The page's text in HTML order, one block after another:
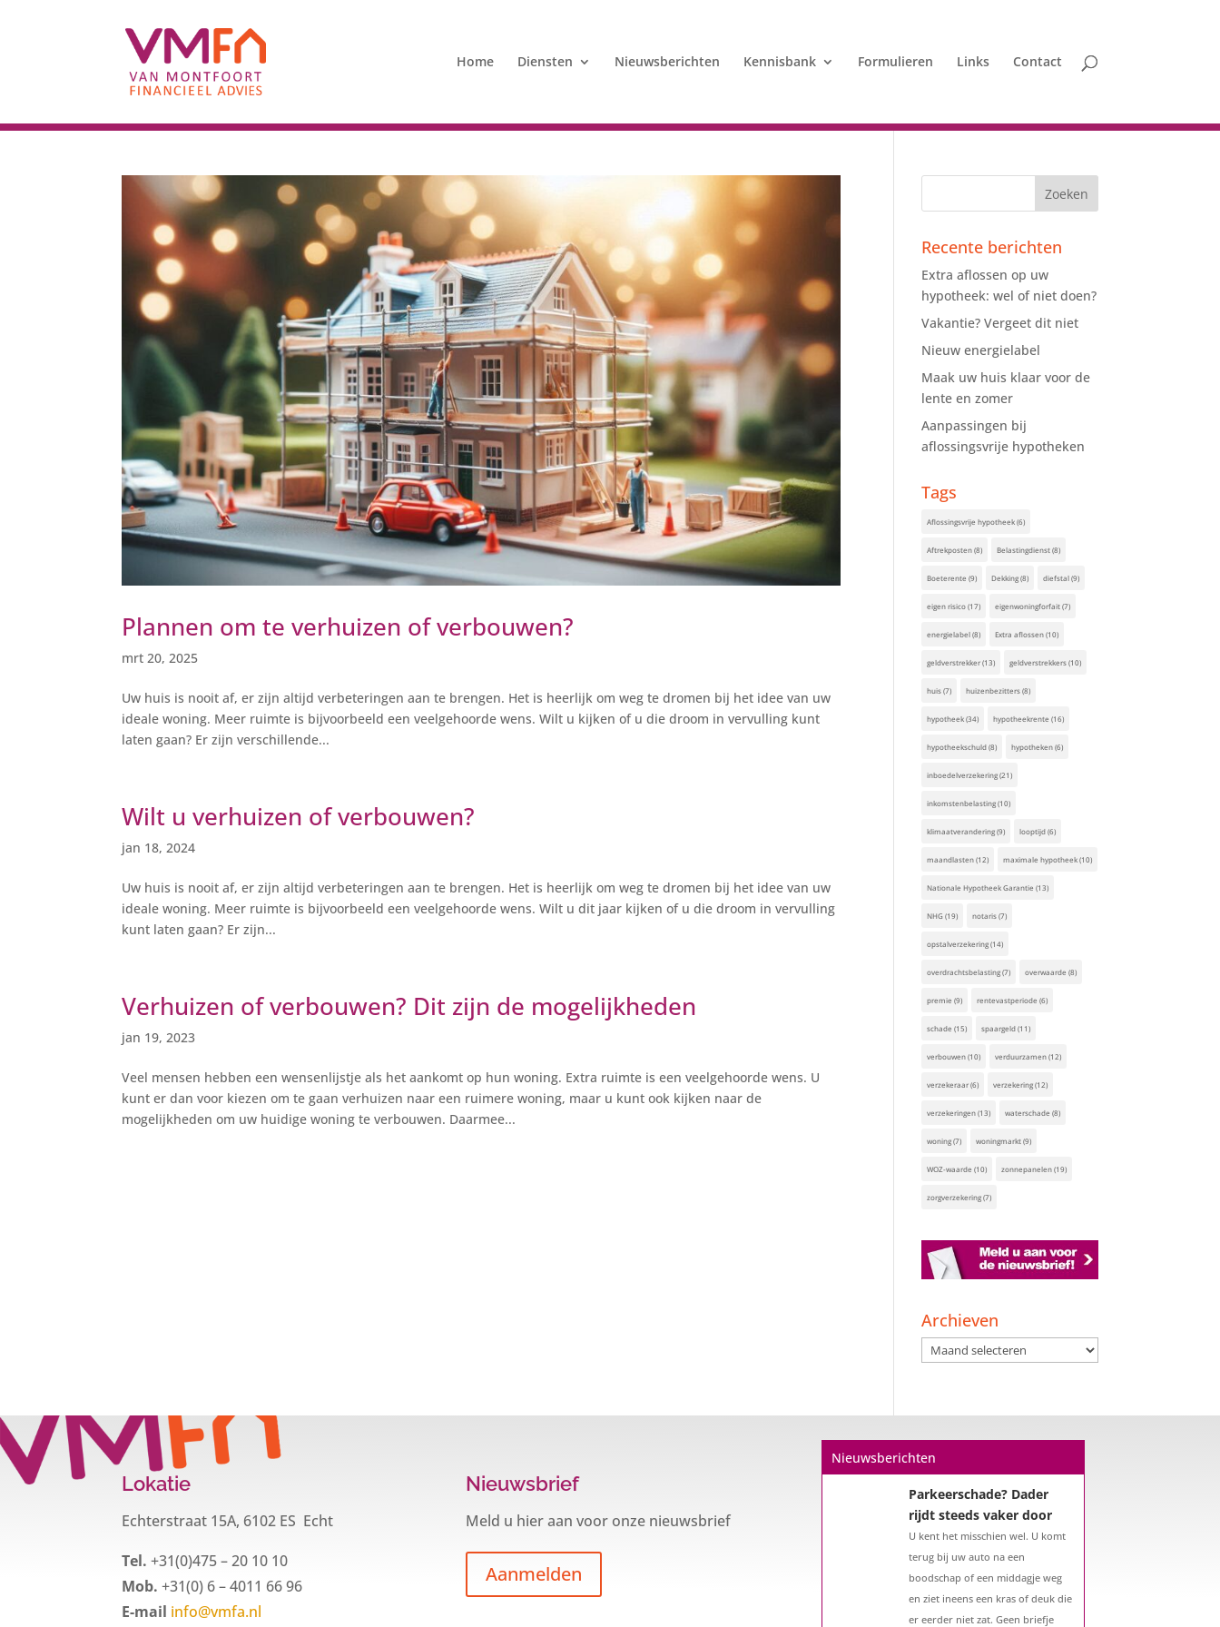
Home Diensten Nieuwsberichten Kennisbank Formulieren Links Contact
Plannen om te verhuizen of verbouwen?
mrt 20, 2025
Uw huis is nooit af, er zijn altijd verbeteringen aan te brengen. Het is heerlijk om weg te dromen bij het idee van uw
ideale woning. Meer ruimte is bijvoorbeeld een veelgehoorde wens. Wilt u kijken of u die droom in vervulling kunt
laten gaan? Er zijn verschillende...
Wilt u verhuizen of verbouwen?
jan 18, 2024
Uw huis is nooit af, er zijn altijd verbeteringen aan te brengen. Het is heerlijk om weg te dromen bij het idee van uw
ideale woning. Meer ruimte is bijvoorbeeld een veelgehoorde wens. Wilt u dit jaar kijken of u die droom in vervulling
kunt laten gaan? Er zijn...
Verhuizen of verbouwen? Dit zijn de mogelijkheden
jan 19, 2023
Veel mensen hebben een wensenlijstje als het aankomt op hun woning. Extra ruimte is een veelgehoorde wens. U
kunt er dan voor kiezen om te gaan verhuizen naar een ruimere woning, maar u kunt ook kijken naar de
mogelijkheden om uw huidige woning te verbouwen. Daarmee...
Recente berichten
Extra aflossen op uw
hypotheek: wel of niet doen?
Vakantie? Vergeet dit niet
Nieuw energielabel
Maak uw huis klaar voor de
lente en zomer
Aanpassingen bij
aflossingsvrije hypotheken
Tags
Aflossingsvrije hypotheek(6)
Aftrekposten(8) Belastingdienst(8)
Boeterente (9) Dekking(8) diefstal(9)
eigen risico(17) eigenwoningforfait(7)
energielabel(8) Extra aflossen(10)
geldverstrekker(13) geldverstrekkers(10)
huis(7) huizenbezitters(8)
hypotheek(34) hypotheekrente (16)
hypotheekschuld(8) hypotheken(6)
inboedelverzekering(21)
inkomstenbelasting(10)
klimaatverandering(9) looptijd(6)
maandlasten(12) maximale hypotheek(10)
Nationale Hypotheek Garantie (13)
NHG(19) notaris(7)
opstalverzekering(14)
overdrachtsbelasting(7) overwaarde (8)
premie (9) rentevastperiode (6)
schade (15) spaargeld(11)
verbouwen(10) verduurzamen(12)
verzekeraar(6) verzekering(12)
verzekeringen(13) waterschade (8)
woning(7) woningmarkt(9)
WOZ-waarde (10) zonnepanelen(19)
zorgverzekering(7)
Archieven
Archieven
Lokatie
Echterstraat 15A, 6102 ES Echt
Tel. +31(0)475 – 20 10 10
Mob. +31(0) 6 – 4011 66 96
E-mail info@vmfa.nl
Nieuwsbrief
Meld u hier aan voor onze nieuwsbrief
Aanmelden
Nieuwsberichten
Een hypotheek na uw
mogelijkheden
De woningmarkt is nog steeds in
beweging. Misschien denkt u na
hypotheek als u 57 jaar of ouder
bent?...
Parkeerschade? Dader
rijdt steeds vaker door
U kent het misschien wel. U komt
terug bij uw auto na een
boodschap of een middagje weg
en ziet ineens een kras of deuk die
er eerder niet zat. Geen briefje